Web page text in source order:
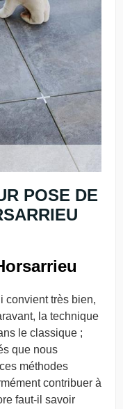
POSE DE
convient très bien,
la technique
le classique ;
que nous
méthodes
contribuer à
faut-il savoir